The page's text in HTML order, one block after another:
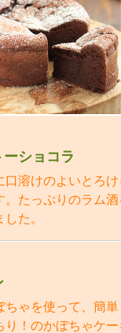
ショコラ
口溶けのよいとろ
。たっぷりのラム酒
た。
ちゃを使って、簡単
！のかぼちゃケー